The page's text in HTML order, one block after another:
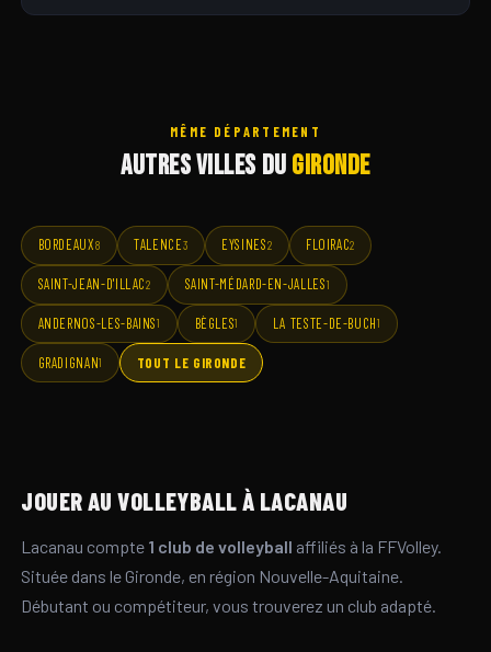
MÊME DÉPARTEMENT
AUTRES VILLES DUGIRONDE
BORDEAUX8 TALENCE3 EYSINES2 FLOIRAC2
SAINT-JEAN-D'ILLAC2 SAINT-MÉDARD-EN-JALLES1
ANDERNOS-LES-BAINS1 BÈGLES1 LA TESTE-DE-BUCH1
GRADIGNAN1 TOUT LE GIRONDE
JOUER AU VOLLEYBALL À LACANAU
Lacanau compte 1 club de volleyball affiliés à la FFVolley.
Située dans le Gironde, en région Nouvelle-Aquitaine.
Débutant ou compétiteur, vous trouverez un club adapté.